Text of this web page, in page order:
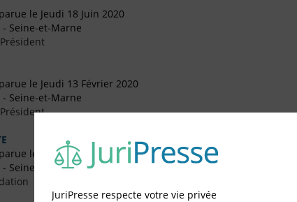
le Jeudi 18 Juin 2020
Seine-et-Marne
le Jeudi 13 Février 2020
Seine-et-Marne
le Jeudi 26 Septembre 2019
Seine-et-Marne
JuriPresse respecte votre vie privée